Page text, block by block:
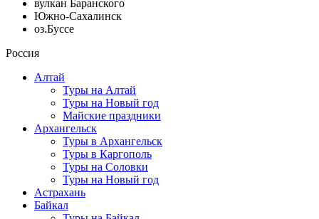
вулкан Баранского
Южно-Сахалинск
оз.Буссе
Россия
Алтай
Туры на Алтай
Туры на Новый год
Майские праздники
Архангельск
Туры в Архангельск
Туры в Каргополь
Туры на Соловки
Туры на Новый год
Астрахань
Байкал